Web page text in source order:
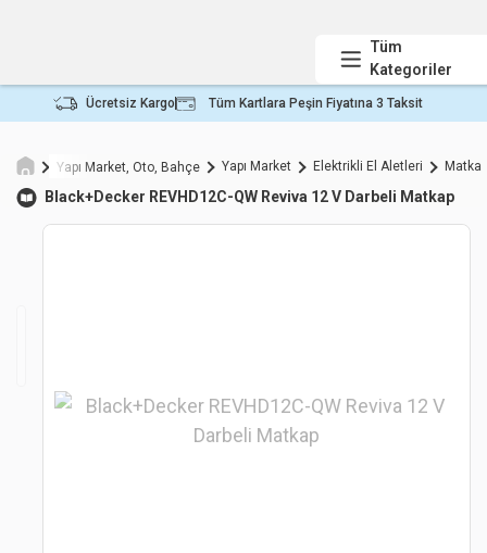
Tüm
Kategoriler
Ücretsiz Kargo Tüm Kartlara Peşin Fiyatına 3 Taksit
Yapı Market, Oto, Bahçe Yapı Market Elektrikli El Aletleri Matkap
Black+Decker REVHD12C-QW Reviva 12 V Darbeli Matkap